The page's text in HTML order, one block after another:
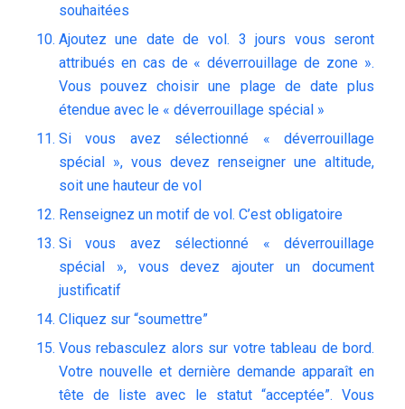
souhaitées
Ajoutez une date de vol. 3 jours vous seront
attribués en cas de « déverrouillage de zone ».
Vous pouvez choisir une plage de date plus
étendue avec le « déverrouillage spécial »
Si vous avez sélectionné « déverrouillage
spécial », vous devez renseigner une altitude,
soit une hauteur de vol
Renseignez un motif de vol. C’est obligatoire
Si vous avez sélectionné « déverrouillage
spécial », vous devez ajouter un document
justificatif
Cliquez sur “soumettre”
Vous rebasculez alors sur votre tableau de bord.
Votre nouvelle et dernière demande apparaît en
tête de liste avec le statut “acceptée”. Vous